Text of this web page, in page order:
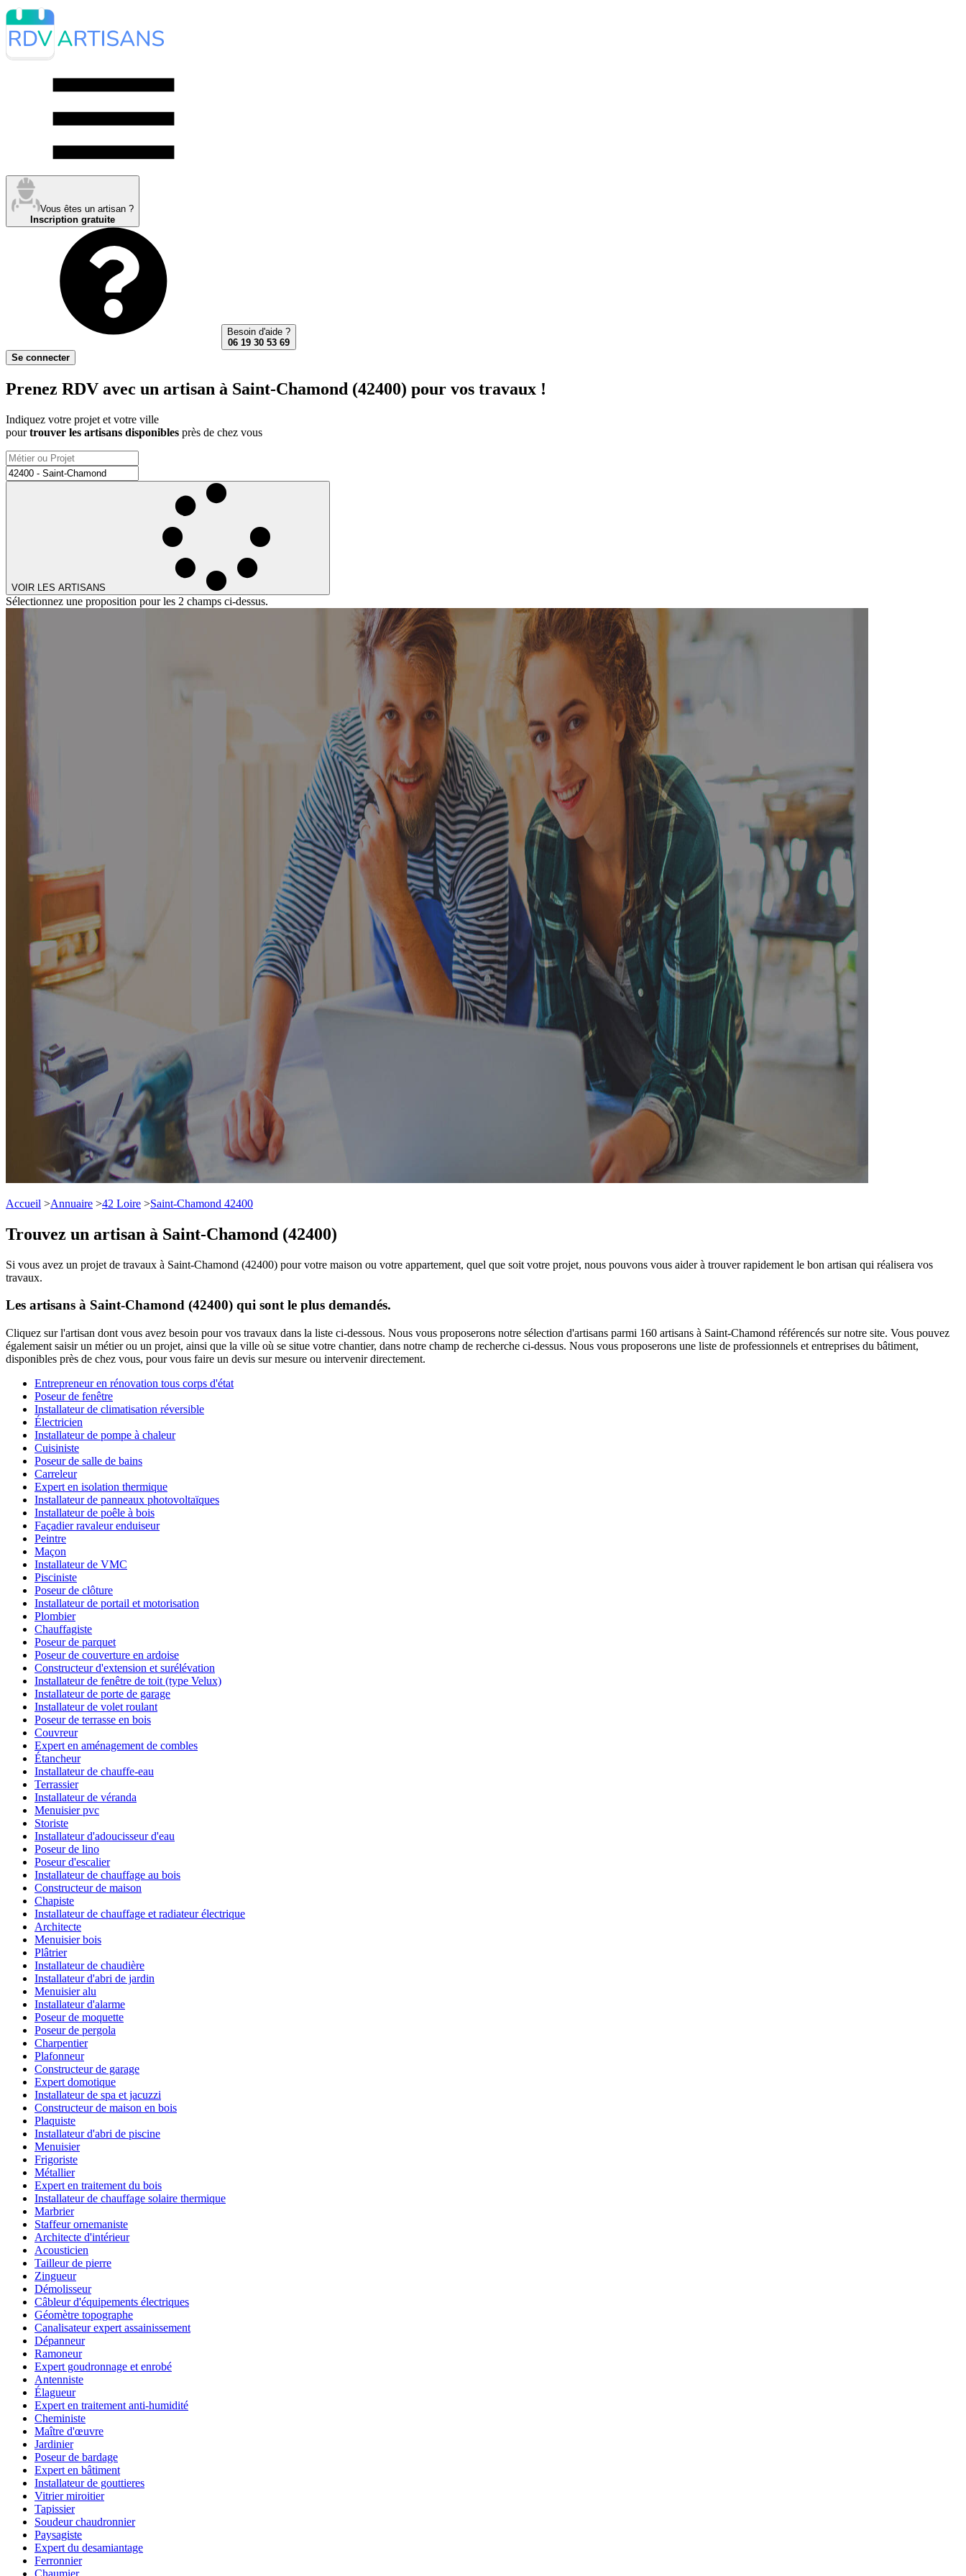
Vous êtes un artisan ?
Inscription gratuite
Besoin d'aide ?
06 19 30 53 69
Se connecter
Prenez RDV avec un artisan à Saint-Chamond (42400) pour vos travaux !
Indiquez votre projet et votre ville
pourtrouver les artisans disponibles près de chez vous
VOIR LES ARTISANS
Sélectionnez une proposition pour les 2 champs ci-dessus.
Accueil >Annuaire >42 Loire >Saint-Chamond 42400
Trouvez un artisan à Saint-Chamond (42400)
Si vous avez un projet de travaux à Saint-Chamond (42400) pour votre maison ou votre appartement, quel que soit votre projet, nous pouvons vous aider à trouver rapidement le bon artisan qui réalisera vos
travaux.
Les artisans à Saint-Chamond (42400) qui sont le plus demandés.
Cliquez sur l'artisan dont vous avez besoin pour vos travaux dans la liste ci-dessous. Nous vous proposerons notre sélection d'artisans parmi 160 artisans à Saint-Chamond référencés sur notre site. Vous pouvez
également saisir un métier ou un projet, ainsi que la ville où se situe votre chantier, dans notre champ de recherche ci-dessus. Nous vous proposerons une liste de professionnels et entreprises du bâtiment,
disponibles près de chez vous, pour vous faire un devis sur mesure ou intervenir directement.
Entrepreneur en rénovation tous corps d'état
Poseur de fenêtre
Installateur de climatisation réversible
Électricien
Installateur de pompe à chaleur
Cuisiniste
Poseur de salle de bains
Carreleur
Expert en isolation thermique
Installateur de panneaux photovoltaïques
Installateur de poêle à bois
Façadier ravaleur enduiseur
Peintre
Maçon
Installateur de VMC
Pisciniste
Poseur de clôture
Installateur de portail et motorisation
Plombier
Chauffagiste
Poseur de parquet
Poseur de couverture en ardoise
Constructeur d'extension et surélévation
Installateur de fenêtre de toit (type Velux)
Installateur de porte de garage
Installateur de volet roulant
Poseur de terrasse en bois
Couvreur
Expert en aménagement de combles
Étancheur
Installateur de chauffe-eau
Terrassier
Installateur de véranda
Menuisier pvc
Storiste
Installateur d'adoucisseur d'eau
Poseur de lino
Poseur d'escalier
Installateur de chauffage au bois
Constructeur de maison
Chapiste
Installateur de chauffage et radiateur électrique
Architecte
Menuisier bois
Plâtrier
Installateur de chaudière
Installateur d'abri de jardin
Menuisier alu
Installateur d'alarme
Poseur de moquette
Poseur de pergola
Charpentier
Plafonneur
Constructeur de garage
Expert domotique
Installateur de spa et jacuzzi
Constructeur de maison en bois
Plaquiste
Installateur d'abri de piscine
Menuisier
Frigoriste
Métallier
Expert en traitement du bois
Installateur de chauffage solaire thermique
Marbrier
Staffeur ornemaniste
Architecte d'intérieur
Acousticien
Tailleur de pierre
Zingueur
Démolisseur
Câbleur d'équipements électriques
Géomètre topographe
Canalisateur expert assainissement
Dépanneur
Ramoneur
Expert goudronnage et enrobé
Antenniste
Élagueur
Expert en traitement anti-humidité
Cheministe
Maître d'œuvre
Jardinier
Poseur de bardage
Expert en bâtiment
Installateur de gouttieres
Vitrier miroitier
Tapissier
Soudeur chaudronnier
Paysagiste
Expert du desamiantage
Ferronnier
Chaumier